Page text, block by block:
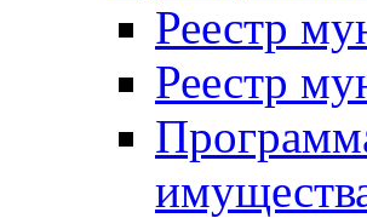
Реестр
Реестр